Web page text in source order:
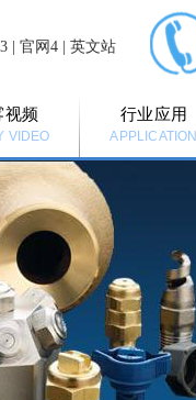
| 官网4| 英文站
视频
VIDEO
行业应用
APPLICATION